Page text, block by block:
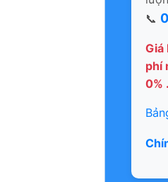
📞
Giá
phí
0% .